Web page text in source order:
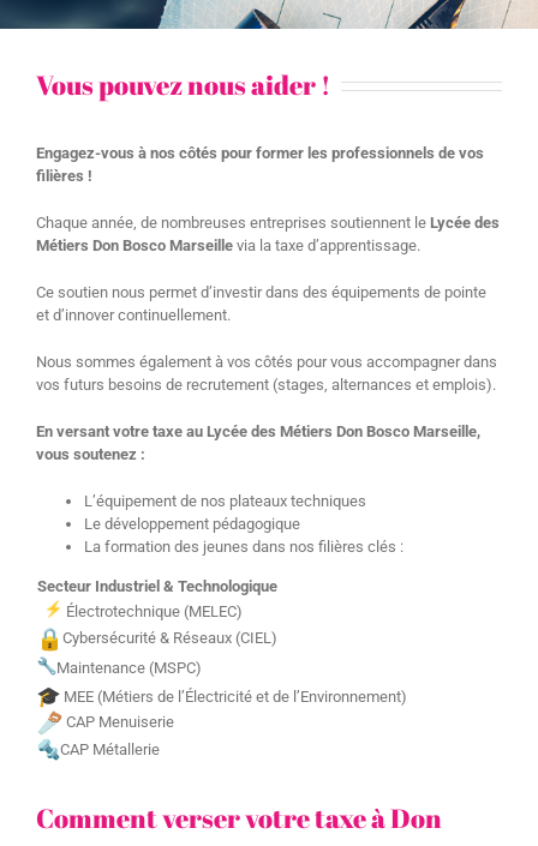
Vous pouvez nous aider !
Engagez-vous à nos côtés pour former les professionnels de vos
filières !
Chaque année, de nombreuses entreprises soutiennent le Lycée des
Métiers Don Bosco Marseille via la taxe d’apprentissage.
Ce soutien nous permet d’investir dans des équipements de pointe
et d’innover continuellement.
Nous sommes également à vos côtés pour vous accompagner dans
vos futurs besoins de recrutement (stages, alternances et emplois).
En versant votre taxe au Lycée des Métiers Don Bosco Marseille,
vous soutenez :
L’équipement de nos plateaux techniques
Le développement pédagogique
La formation des jeunes dans nos filières clés :
Secteur Industriel & Technologique
Électrotechnique (MELEC)
Cybersécurité & Réseaux (CIEL)
Maintenance (MSPC)
MEE (Métiers de l’Électricité et de l’Environnement)
CAP Menuiserie
CAP Métallerie
Comment verser votre taxe à Don